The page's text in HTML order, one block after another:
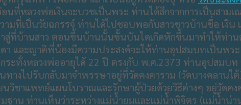
นที่หลวงพ่อเงินจะบวชเป็นพระ​ ท่านได้สึกจากการเป็นสาม
มที่เป็นวัยฉกรรจ์ ท่านได้ไปชอบพอกับสาวชาวบ้านชื่อ เงิน
าสู่ที่บ้านสาว ตอนขึ้นบ้านนั้นขั้นบันไดเกิดหักขึ้นมาทำให้ท่า
และญาติพี่น้องมีความประสงค์จะให้ท่านอุปสมบทเป็นพระ
ระทั่งหลวงพ่ออายุได้ 22 ปี ตรงกับ พ.ศ.2373 ท่านอุปสมบ
งไปรับกลับมาจำพรรษาอยู่ที่วัดคงคาราม​ (วัดบางคลานใ
นวิชาแพทย์แผนโบราณและรักษาผู้ป่วยด้วยวิธีต่างๆ อยู่วัดค
ฐาน ท่านเห็นว่าระหว่างแม่น้ำยมและแม่น้ำพิจิตร​ (แม่น้ำน่